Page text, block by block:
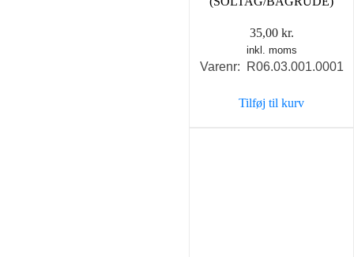
35,00 kr.
inkl. moms
Varenr: R06.03.001.0001
Tilføj til kurv